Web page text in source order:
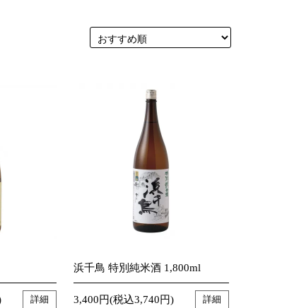
詳細
浜千鳥 特別純米酒 1,800ml
3,400円(税込3,740円) 詳細